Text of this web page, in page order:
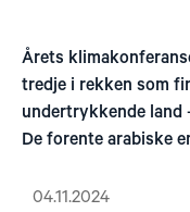
Årets
tredje i rekken som
undertrykkende land
De forente arabiske
04.11.2024